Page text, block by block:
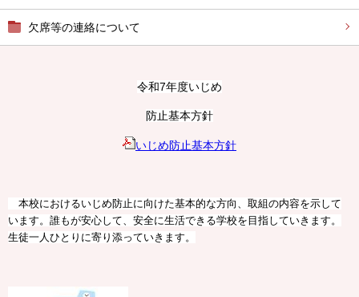
欠席等の連絡について
令和7年度いじめ
防止基本方針
いじめ防止基本方針
本校におけるいじめ防止に向けた基本的な方向、取組の内容を示して
います。誰もが安心して、安全に生活できる学校を目指していきます。
生徒一人ひとりに寄り添っていきます。